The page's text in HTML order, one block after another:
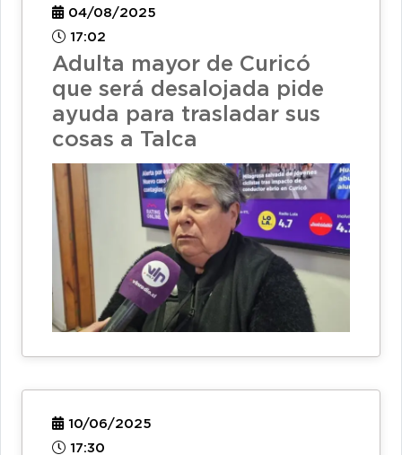
04/08/2025
17:02
Adulta mayor de Curicó
que será desalojada pide
ayuda para trasladar sus
cosas a Talca
10/06/2025
17:30